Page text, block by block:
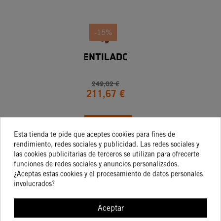
-15%
VENTILADOR
249,02 €
211,67 €
COMPRAR
Los clientes que
Esta tienda te pide que aceptes cookies para fines de
rendimiento, redes sociales y publicidad. Las redes sociales y
las cookies publicitarias de terceros se utilizan para ofrecerte
funciones de redes sociales y anuncios personalizados.
¿Aceptas estas cookies y el procesamiento de datos personales
involucrados?
Aceptar